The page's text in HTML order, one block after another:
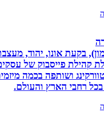
בקעת אונו, יהוד, מעצבת
פייסבוק של עסקים,
ושותפה בכמה מיזמים
רחבי הארץ והעולם.